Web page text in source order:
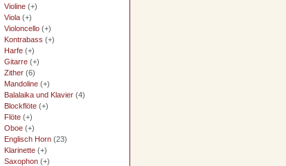
Violine (+)
Viola (+)
Violoncello (+)
Kontrabass (+)
Harfe (+)
Gitarre (+)
Zither (6)
Mandoline (+)
Balalaika und Klavier (4)
Blockflöte (+)
Flöte (+)
Oboe (+)
Englisch Horn (23)
Klarinette (+)
Saxophon (+)